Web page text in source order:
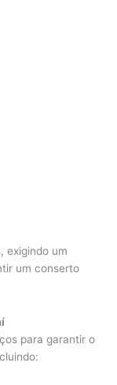
exigindo um
um conserto
para garantir o